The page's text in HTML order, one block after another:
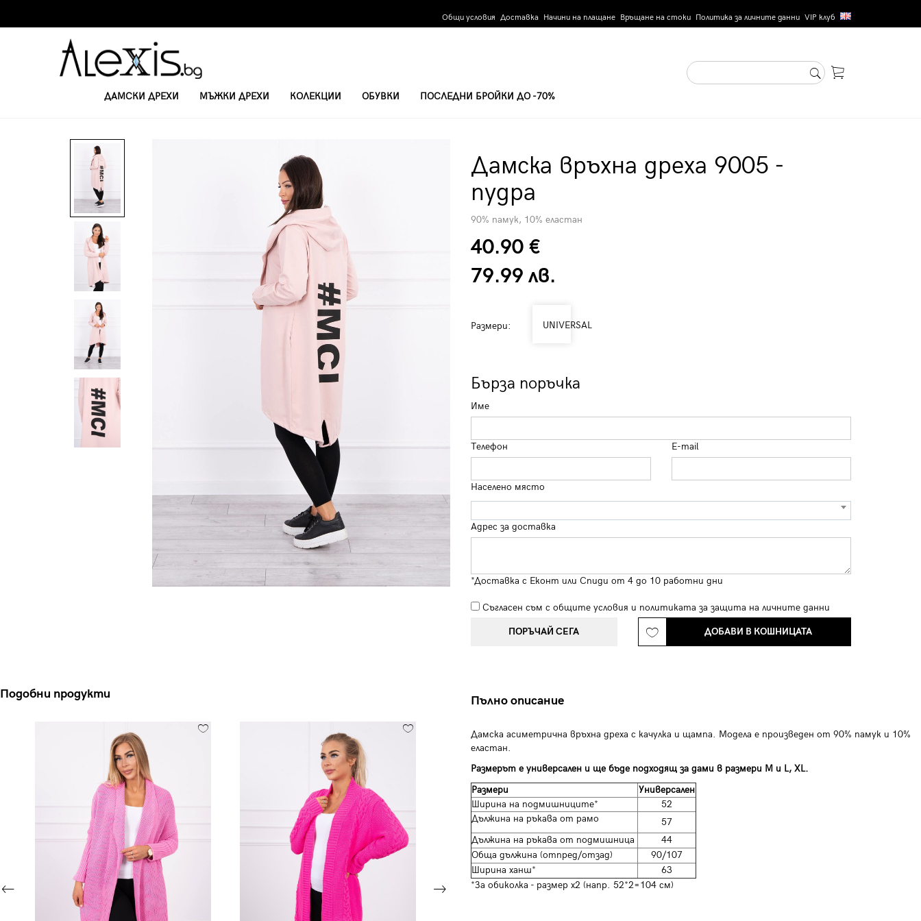
Общи условия Доставка Начини на плащане Връщане на стоки Политика за личните данни VIP клуб
ДАМСКИ ДРЕХИ МЪЖКИ ДРЕХИ КОЛЕКЦИИ ОБУВКИ ПОСЛЕДНИ БРОЙКИ ДО -70%
Дамска връхна дреха 9005 -
пудра
90% памук, 10% еластан
40.90 €
79.99 лв.
Размери: UNIVERSAL
Бърза поръчка
Име
Телефон E-mail
Населено място
Адрес за доставка
*Доставка с Еконт или Спиди от 4 до 10 работни дни
Съгласен съм с общите условия и политиката за защита на личните данни
ПОРЪЧАЙ СЕГА ДОБАВИ В КОШНИЦАТА
Подобни продукти Пълно описание
Дамска асиметрична връхна дреха с качулка и щампа. Модела е произведен от 90% памук и 10%
еластан.
Размерът е универсален и ще бъде подходящ за дами в размери M и L, XL.
Размери
Универсален
Ширина на подмишниците*
52
Дължина на ръкава от рамо
57
Дължина на ръкава от подмишница
44
Обща дължина (отпред/отзад)
90/107
Ширина ханш*
63
*За обиколка - размер х2 (напр. 52*2=104 см)